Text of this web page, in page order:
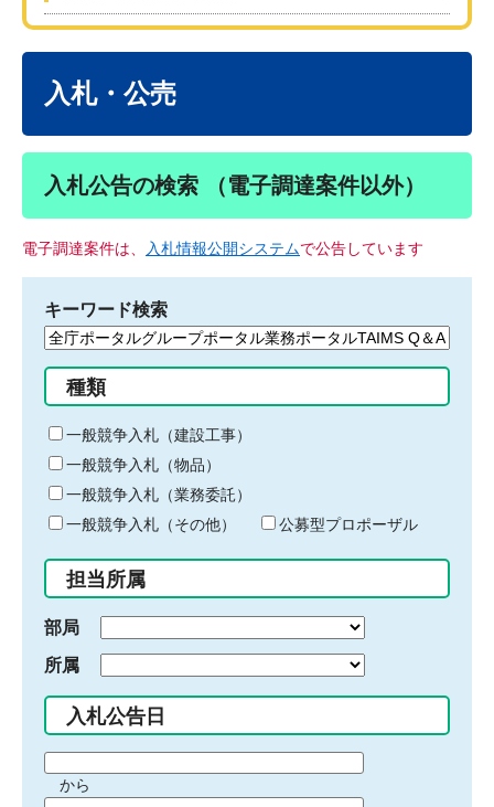
入札・公売
入札公告の検索 （電子調達案件以外）
電子調達案件は、 入札情報公開システムで公告しています
キーワード検索
検
る
キ
ー
ワ
ー
ド
入
力
種類
一般競争入札（建設工事）
一般競争入札（物品）
一般競争入札（業務委託）
一般競争入札（その他）
公募型プロポーザル
担当所属
部局
所属
入札公告日
間から